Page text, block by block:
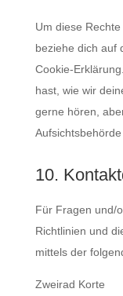
Um diese
beziehe dich auf
Cookie-
hast, wie wir
gerne hören,
10.
Für Fragen und/
Richtlinien und
mittels der
Zweirad Korte